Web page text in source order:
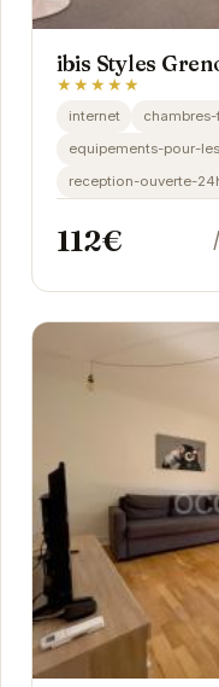
ibis Styles
★★★★★
internet
equipements-pour-
reception-ouverte-
112€